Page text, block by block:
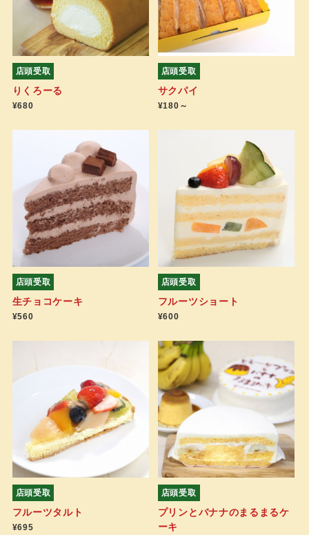
店頭受取
りくろーる
¥680
店頭受取
サクパイ
¥180～
店頭受取
生チョコケーキ
¥560
店頭受取
フルーツショート
¥600
店頭受取
フルーツタルト
¥695
店頭受取
プリンとバナナのまるまるケ
ーキ